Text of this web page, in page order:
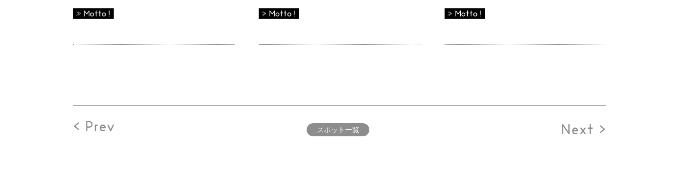
< Prev Next >
スポット一覧